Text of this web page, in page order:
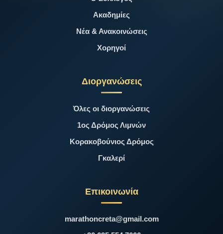
Ακαδημίες
Νέα & Ανακοινώσεις
Χορηγοί
Διοργανώσεις
Όλες οι διοργανώσεις
1ος Δρόμος Λιμνών
Κορακοβούνιος Δρόμος
Γκαλερί
Επικοινωνία
marathoncreta@gmail.com